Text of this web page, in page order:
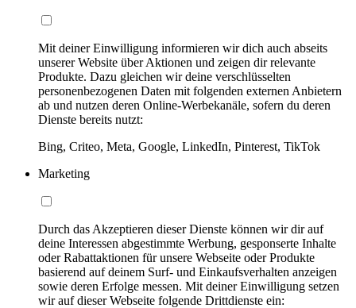
Mit deiner Einwilligung informieren wir dich auch abseits
unserer Website über Aktionen und zeigen dir relevante
Produkte. Dazu gleichen wir deine verschlüsselten
personenbezogenen Daten mit folgenden externen Anbietern
ab und nutzen deren Online-Werbekanäle, sofern du deren
Dienste bereits nutzt:
Bing, Criteo, Meta, Google, LinkedIn, Pinterest, TikTok
Marketing
Durch das Akzeptieren dieser Dienste können wir dir auf
deine Interessen abgestimmte Werbung, gesponserte Inhalte
oder Rabattaktionen für unsere Webseite oder Produkte
basierend auf deinem Surf- und Einkaufsverhalten anzeigen
sowie deren Erfolge messen. Mit deiner Einwilligung setzen
wir auf dieser Webseite folgende Drittdienste ein: